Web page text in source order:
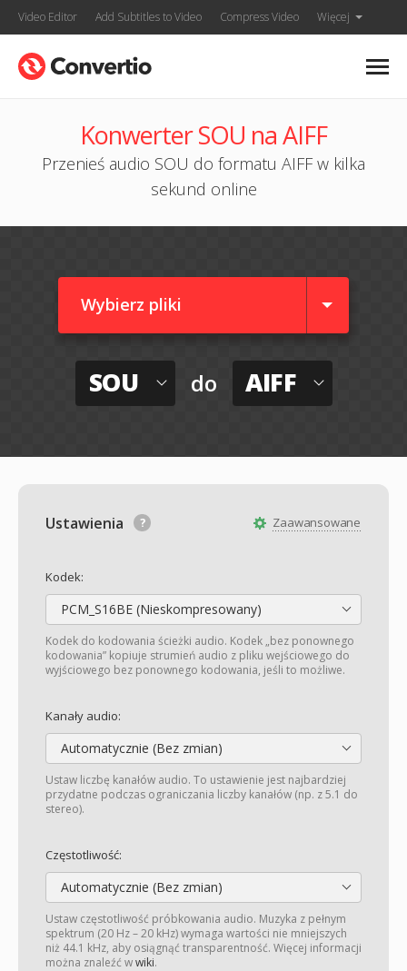
Video Editor Add Subtitles to Video Compress Video Więcej
Konwerter SOU na AIFF
Przenieś audio SOU do formatu AIFF w kilka
sekund online
Wybierz pliki
SOU do AIFF
Zaawansowane
Ustawienia
Kodek:
PCM_S16BE (Nieskompresowany)
Kodek do kodowania ścieżki audio. Kodek „bez ponownego
kodowania” kopiuje strumień audio z pliku wejściowego do
wyjściowego bez ponownego kodowania, jeśli to możliwe.
Kanały audio:
Automatycznie (Bez zmian)
Ustaw liczbę kanałów audio. To ustawienie jest najbardziej
przydatne podczas ograniczania liczby kanałów (np. z 5.1 do
stereo).
Częstotliwość:
Automatycznie (Bez zmian)
Ustaw częstotliwość próbkowania audio. Muzyka z pełnym
spektrum (20 Hz – 20 kHz) wymaga wartości nie mniejszych
niż 44.1 kHz, aby osiągnąć transparentność. Więcej informacji
można znaleźć wwiki.